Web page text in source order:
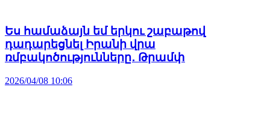
Ես համաձայն եմ երկու շաբաթով
դադարեցնել Իրանի վրա
ռմբակոծությունները․ Թրամփ
2026/04/08 10:06